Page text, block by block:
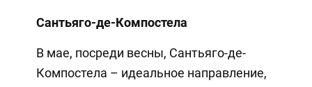
Сантьяго-де-Компостела
В мае, посреди весны, Сантьяго-де-
Компостела – идеальное направление,